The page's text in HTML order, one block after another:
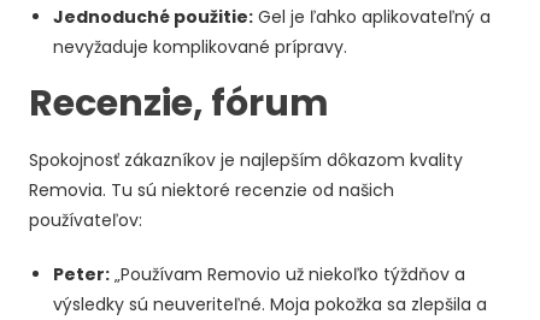
Jednoduché použitie: Gel je ľahko aplikovateľný a
nevyžaduje komplikované prípravy.
Recenzie, fórum
Spokojnosť zákazníkov je najlepším dôkazom kvality
Removia. Tu sú niektoré recenzie od našich
používateľov:
Peter: „Používam Removio už niekoľko týždňov a
výsledky sú neuveriteľné. Moja pokožka sa zlepšila a